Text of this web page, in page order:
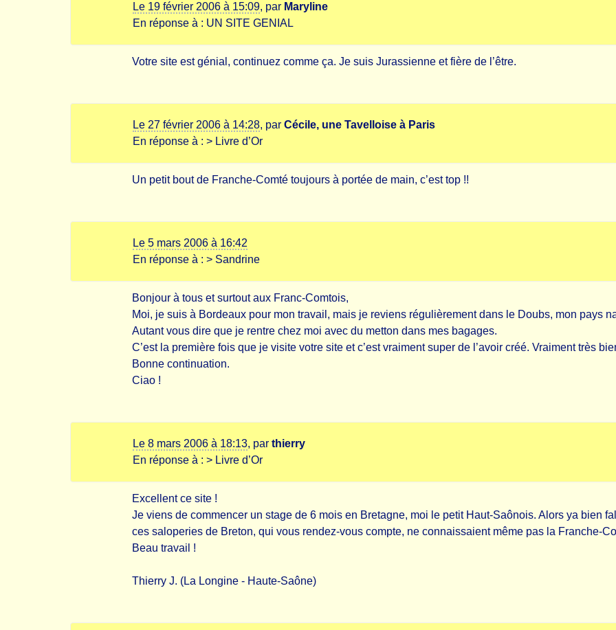
Le 19 février 2006 à 15:09, par Maryline
En réponse à : UN SITE GENIAL
Votre site est génial, continuez comme ça. Je suis Jurassienne et fière de l’être.
Le 27 février 2006 à 14:28, par Cécile, une Tavelloise à Paris
En réponse à : > Livre d’Or
Un petit bout de Franche-Comté toujours à portée de main, c’est top !!
Le 5 mars 2006 à 16:42
En réponse à : > Sandrine
Bonjour à tous et surtout aux Franc-Comtois,
Moi, je suis à Bordeaux pour mon travail, mais je reviens régulièrement dans le Doubs, mon pays
Autant vous dire que je rentre chez moi avec du metton dans mes bagages.
C’est la première fois que je visite votre site et c’est vraiment super de l’avoir créé. Vraiment très
Bonne continuation.
Ciao !
Le 8 mars 2006 à 18:13, par thierry
En réponse à : > Livre d’Or
Excellent ce site !
Je viens de commencer un stage de 6 mois en Bretagne, moi le petit Haut-Saônois. Alors ya bien
ces saloperies de Breton, qui vous rendez-vous compte, ne connaissaient même pas la Franche-
Beau travail !
Thierry J. (La Longine - Haute-Saône)